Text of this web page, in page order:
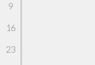
9
16
23